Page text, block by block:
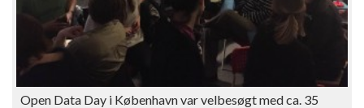
Open Data Day i København var velbesøgt med ca. 35